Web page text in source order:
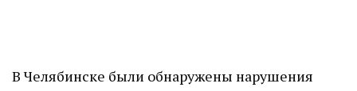
В Челябинске были обнаружены нарушения